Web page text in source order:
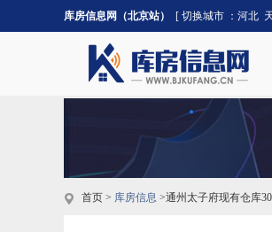
库房信息网（北京站） [ 切换城市 ： 河北
首页 > 库房信息 >通州太子府现有仓库